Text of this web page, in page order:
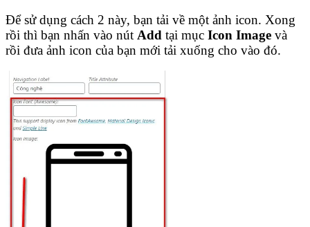
Để sử dụng cách 2 này, bạn tải về một ảnh icon. Xong
rồi thì bạn nhấn vào nút Add tại mục Icon Image và
rồi đưa ảnh icon của bạn mới tải xuống cho vào đó.